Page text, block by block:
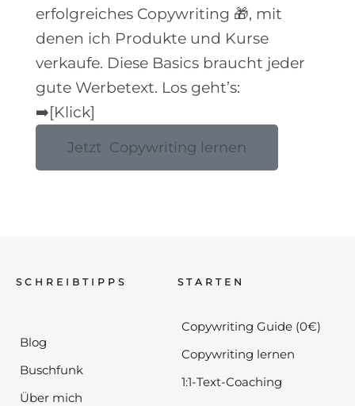
erfolgreiches Copywriting 🎁, mit
denen ich Produkte und Kurse
verkaufe. Diese Basics braucht jeder
gute Werbetext. Los geht’s:
➡️[Klick]
Jetzt Copywriting lernen
SCHREIBTIPPS
Blog
Buschfunk
Über mich
STARTEN
Copywriting Guide (0€)
Copywriting lernen
1:1-Text-Coaching